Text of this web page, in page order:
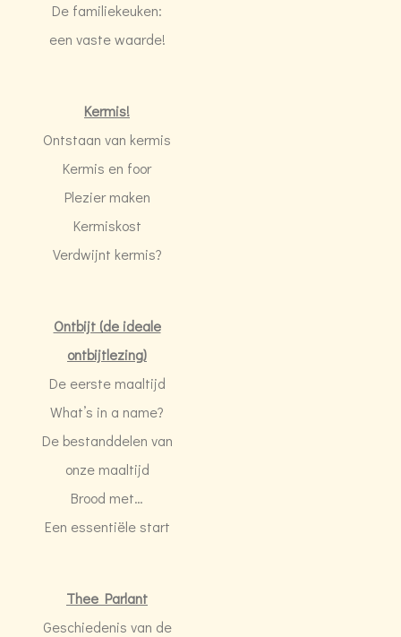
De familiekeuken:
een vaste waarde!
Kermis!
Ontstaan van kermis
Kermis en foor
Plezier maken
Kermiskost
Verdwijnt kermis?
Ontbijt (de ideale
ontbijtlezing)
De eerste maaltijd
What’s in a name?
De bestanddelen van
onze maaltijd
Brood met…
Een essentiële start
Thee Parlant
Geschiedenis van de